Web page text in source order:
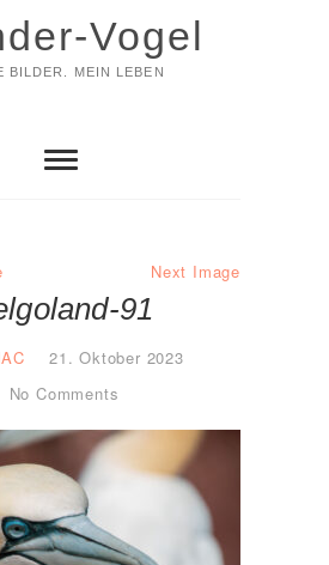
Vogel
BILDER. MEIN LEBEN
Next Image
91
21. Oktober 2023
No Comments